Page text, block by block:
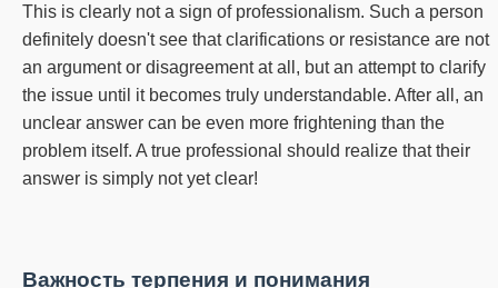
This is clearly not a sign of professionalism. Such a person
definitely doesn't see that clarifications or resistance are not
an argument or disagreement at all, but an attempt to clarify
the issue until it becomes truly understandable. After all, an
unclear answer can be even more frightening than the
problem itself. A true professional should realize that their
answer is simply not yet clear!
Важность терпения и понимания